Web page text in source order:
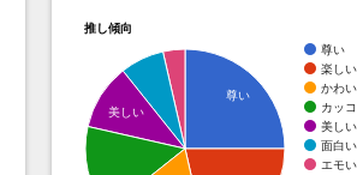
推し傾向
尊い
楽しい
かわ
カッ
美しい
面白い
エモい
尊い
美しい